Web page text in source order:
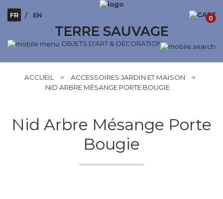
TERRE SAUVAGE
OBJETS D'ART & DÉCORATION
FR EN 0
ACCUEIL > ACCESSOIRES JARDIN ET MAISON
>
NID ARBRE MÉSANGE PORTE BOUGIE
Nid Arbre Mésange Porte
Bougie